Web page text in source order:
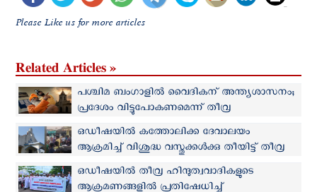
Please Like us for more articles
Related Articles »
പശ്ചിമ ബംഗാളിൽ വൈദികന് അന്ത്യശാസനം;
പ്രദേശം വിട്ടുപോകണമെന്ന് തീവ്ര
ഹിന്ദുത്വവാദികളുടെ ഭീഷണി
ഒഡീഷയില്‍ കത്തോലിക്ക ദേവാലയം
ആക്രമിച്ച് വിശുദ്ധ വസ്തുക്കൾക്കു തീയിട്ട് തീവ്ര
ഹിന്ദുത്വവാദികള്‍
ഒഡീഷയില്‍ തീവ്ര ഹിന്ദുത്വവാദികളുടെ
ആക്രമണങ്ങളിൽ പ്രതിഷേധിച്ച്